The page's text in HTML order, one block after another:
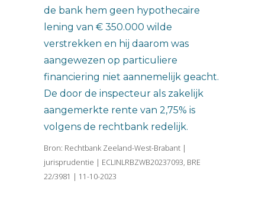
de bank hem geen hypothecaire
lening van € 350.000 wilde
verstrekken en hij daarom was
aangewezen op particuliere
financiering niet aannemelijk geacht.
De door de inspecteur als zakelijk
aangemerkte rente van 2,75% is
volgens de rechtbank redelijk.
Bron: Rechtbank Zeeland-West-Brabant |
jurisprudentie | ECLINLRBZWB20237093, BRE
22/3981 | 11-10-2023